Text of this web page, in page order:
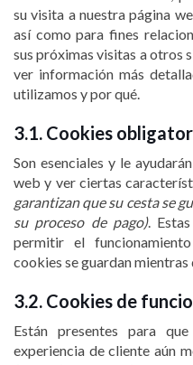
su visita a nuestra página
así como para fines
sus próximas visitas a otros
ver información más
utilizamos y por qué.
3.1. Cookies
Son esenciales y le
web y ver ciertas
garantizan que su cesta se
su proceso de pago).
permitir el
cookies se guardan mientras
3.2. Cookies de
Están presentes para
experiencia de cliente aún